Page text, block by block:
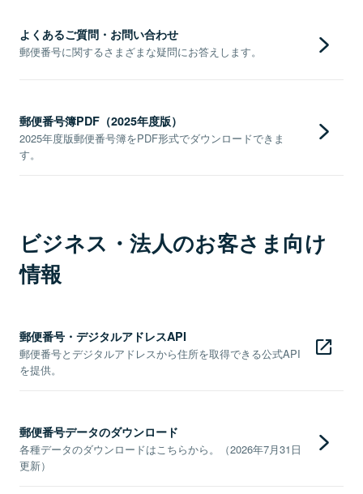
よくあるご質問・お問い合わせ
郵便番号に関するさまざまな疑問にお答えします。
郵便番号簿PDF（2025年度版）
2025年度版郵便番号簿をPDF形式でダウンロードできま
す。
ビジネス・法人のお客さま向け
情報
郵便番号・デジタルアドレスAPI
郵便番号とデジタルアドレスから住所を取得できる公式API
を提供。
郵便番号データのダウンロード
各種データのダウンロードはこちらから。（2026年7月31日
更新）